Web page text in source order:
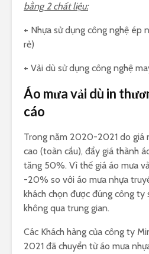
bằng 2 chất liệu:
+ Nhựa sử dụng công nghệ ép
rẻ)
+ Vải dù sử dụng công nghệ
Áo mưa vải dù in
cáo
Trong năm 2020-2021 do giá
cao (toàn cầu), đẩy giá thành
tăng 50%. Vì thế giá áo mưa
-20% so với áo mưa nhựa
khách chọn được đúng công ty
không qua trung gian.
Các Khách hàng của công ty
2021 đã chuyển từ áo mưa